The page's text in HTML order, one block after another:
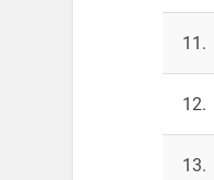
11.
12.
13.